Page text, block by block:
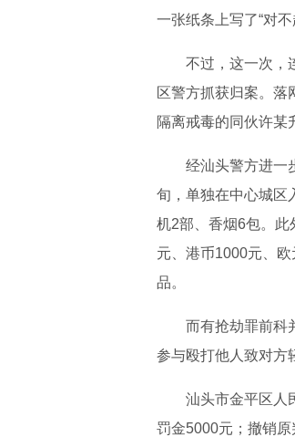
一张纸条上写了“对
不过，这一次，连
区警方抓获归案。落
隔离戒毒的同伙许某
经汕头警方进一步
旬，单独在中心城区
机2部、香烟6包。此
元、港币1000元、
品。
而有抢劫罪前科并
参与殴打他人致对方
汕头市金平区人民
罚金5000元；撤销